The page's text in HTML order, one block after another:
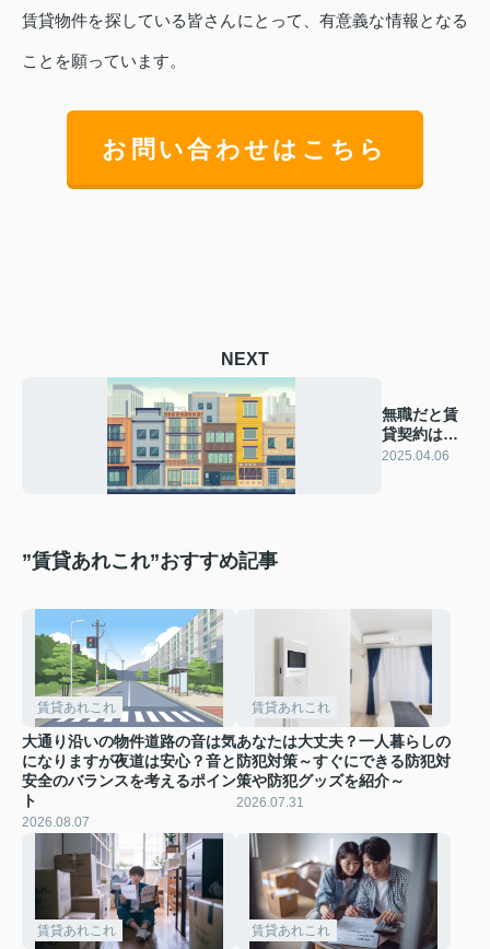
賃貸物件を探している皆さんにとって、有意義な情報となる
ことを願っています。
お問い合わせはこちら
NEXT
無職だと賃
貸契約は難
しい？審査
2025.04.06
”賃貸あれこれ”おすすめ記事
賃貸あれこれ
大通り沿いの物件道路の音は気
になりますが夜道は安心？音と
安全のバランスを考えるポイン
ト
2026.08.07
賃貸あれこれ
あなたは大丈夫？一人暮らしの
防犯対策～すぐにできる防犯対
策や防犯グッズを紹介～
2026.07.31
賃貸あれこれ 賃貸あれこれ